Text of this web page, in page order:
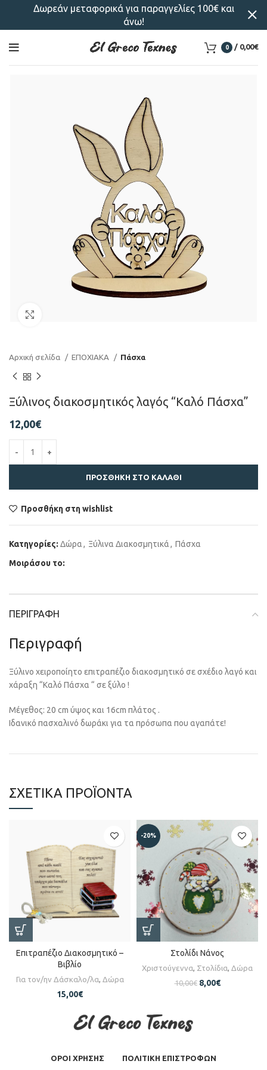
0 / 0,00€
Αρχική σελίδα ΕΠΟΧΙΑΚΑ Πάσχα
Ξύλινος διακοσμητικός λαγός “Καλό Πάσχα”
12,00€
ΠΡΟΣΘΉΚΗ ΣΤΟ ΚΑΛΆΘΙ
Προσθήκη στη wishlist
Κατηγορίες: Δώρα, Ξύλινα Διακοσμητικά, Πάσχα
Μοιράσου το:
ΠΕΡΙΓΡΑΦΉ
Περιγραφή
Ξύλινο χειροποίητο επιτραπέζιο διακοσμητικό σε σχέδιο λαγό και
χάραξη “Καλό Πάσχα “ σε ξύλο !
Μέγεθος: 20 cm ύψος και 16cm πλάτος .
Ιδανικό πασχαλινό δωράκι για τα πρόσωπα που αγαπάτε!
ΣΧΕΤΙΚΆ ΠΡΟΪΌΝΤΑ
Επιτραπέζιο Διακοσμητικό –
Βιβλίο
Για τον/ην Δάσκαλο/λα, Δώρα
15,00€
-20%
Στολίδι Νάνος
Χριστούγεννα, Στολίδια, Δώρα
10,00€ 8,00€
ΟΡΟΙ ΧΡΗΣΗΣ ΠΟΛΙΤΙΚΗ ΕΠΙΣΤΡΟΦΩΝ
Δωρεάν μεταφορικά για παραγγελίες 100€ και
άνω!